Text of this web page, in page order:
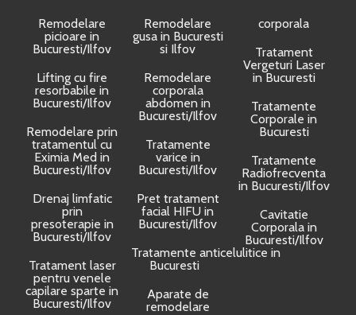
Remodelare
picioare in
Bucuresti/Ilfov
Lifting cu fire
resorbabile in
Bucuresti/Ilfov
Remodelare prin
tratamentul cu
Eximia Med in
Bucuresti/Ilfov
Drenaj limfatic
prin
presoterapie in
Bucuresti/Ilfov
Tratament laser
pentru venele
capilare sparte in
Bucuresti/Ilfov
Remodelare
gusa in Bucuresti
si Ilfov
Remodelare
corporala
abdomen in
Bucuresti/Ilfov
Tratamente
varice in
Bucuresti/Ilfov
Pret tratament
facial HIFU in
Bucuresti/Ilfov
Tratamente anticelulitice in
Bucuresti
Aparate de
remodelare
corporala
Tratament
Vergeturi Laser
in Bucuresti
Tratamente
Corporale in
Bucuresti
Tratamente
Radiofrecventa
in Bucuresti/Ilfov
Cavitatie
Corporala in
Bucuresti/Ilfov